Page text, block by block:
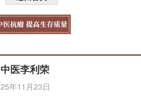
中医李利荣
25年11月23日